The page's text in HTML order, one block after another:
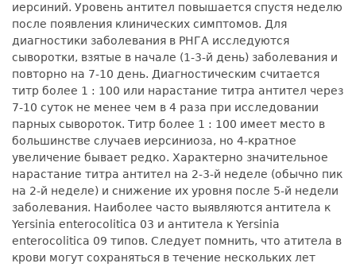
иерсиний. Уровень антител повышается спустя неделю
после появления клинических симптомов. Для
диагностики заболевания в РНГА исследуются
сыворотки, взятые в начале (1-3-й день) заболевания и
повторно на 7-10 день. Диагностическим считается
титр более 1 : 100 или нарастание титра антител через
7-10 суток не менее чем в 4 раза при исследовании
парных сывороток. Титр более 1 : 100 имеет место в
большинстве случаев иерсиниоза, но 4-кратное
увеличение бывает редко. Характерно значительное
нарастание титра антител на 2-3-й неделе (обычно пик
на 2-й неделе) и снижение их уровня после 5-й недели
заболевания. Наиболее часто выявляются антитела к
Yersinia enterocolitica 03 и антитела к Yersinia
enterocolitica 09 типов. Следует помнить, что атитела в
крови могут сохраняться в течение нескольких лет